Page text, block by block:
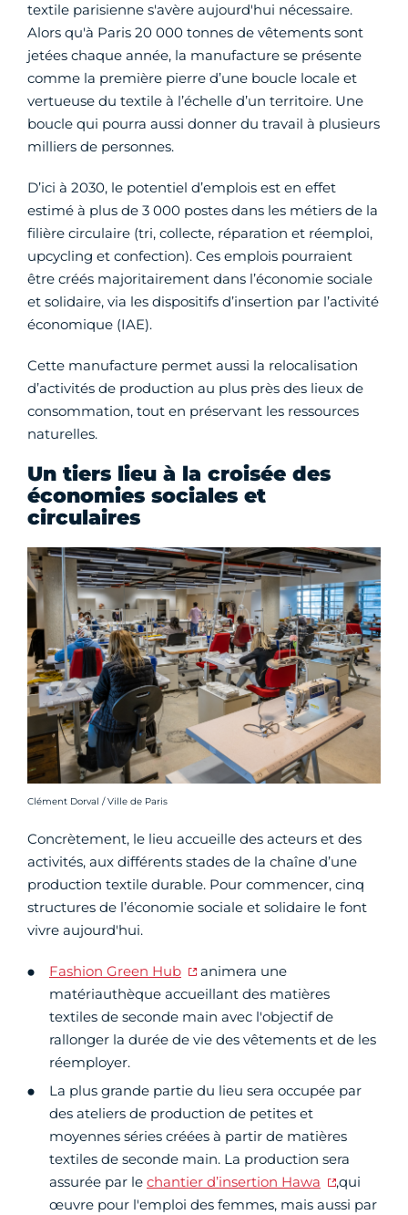
textile parisienne s'avère aujourd'hui nécessaire.
Alors qu'à Paris 20 000 tonnes de vêtements sont
jetées chaque année, la manufacture se présente
comme la première pierre d’une boucle locale et
vertueuse du textile à l’échelle d’un territoire. Une
boucle qui pourra aussi donner du travail à plusieurs
milliers de personnes.
D’ici à 2030, le potentiel d’emplois est en effet
estimé à plus de 3 000 postes dans les métiers de la
filière circulaire (tri, collecte, réparation et réemploi,
upcycling et confection). Ces emplois pourraient
être créés majoritairement dans l’économie sociale
et solidaire, via les dispositifs d’insertion par l’activité
économique (IAE).
Cette manufacture permet aussi la relocalisation
d’activités de production au plus près des lieux de
consommation, tout en préservant les ressources
naturelles.
Un tiers lieu à la croisée des
économies sociales et
circulaires
Crédit photo :
Clément Dorval / Ville de Paris
Concrètement, le lieu accueille des acteurs et des
activités, aux différents stades de la chaîne d’une
production textile durable. Pour commencer, cinq
structures de l’économie sociale et solidaire le font
vivre aujourd'hui.
Fashion Green Hub
animera une
matériauthèque accueillant des matières
textiles de seconde main avec l'objectif de
rallonger la durée de vie des vêtements et de les
réemployer.
La plus grande partie du lieu sera occupée par
des ateliers de production de petites et
moyennes séries créées à partir de matières
textiles de seconde main. La production sera
assurée par le chantier d’insertion Hawa
,qui
œuvre pour l'emploi des femmes, mais aussi par